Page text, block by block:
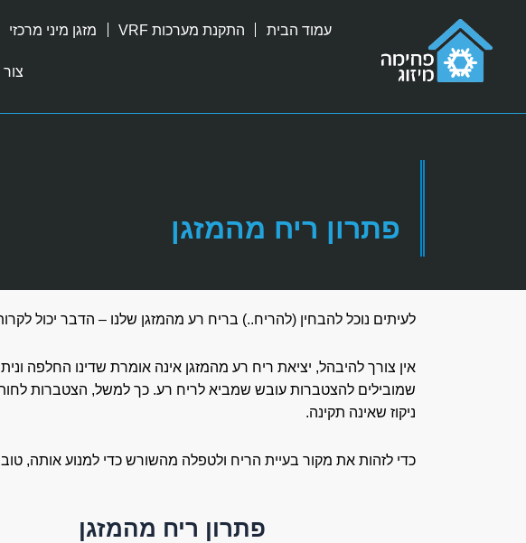
עמוד הבית התקנת מערכות VRF מזגן מיני מרכזי
פתרון ריח מהמזגן
לעיתים נוכל להבחין (להריח..) בריח רע מהמזגן שלנו – הדבר יכול
אין צורך להיבהל, יציאת ריח רע מהמזגן אינה אומרת שדינו החלפה
שמובילים להצטברות עובש שמביא לריח רע. כך למשל, הצטברות
ניקוז שאינה תקינה.
כדי לזהות את מקור בעיית הריח ולטפלה מהשורש כדי למנוע אותה, טוב
פתרון ריח מהמזגן